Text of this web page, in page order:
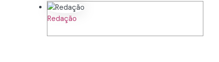
Redação